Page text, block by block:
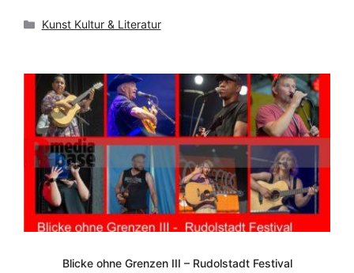
Kategorien
Kunst Kultur & Literatur
Blicke ohne Grenzen III – Rudolstadt Festival